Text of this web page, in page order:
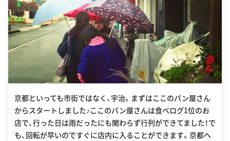
京都といっても市街ではなく、宇治。まずはここのパン屋さん
からスタートしました♪ここのパン屋さんは食べログ1位のお
店で、行った日は雨だったにも関わらず行列ができてました！で
も、回転が早いのですぐに店内に入ることができます。京都へ